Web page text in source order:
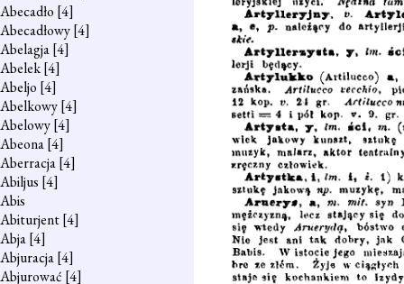
Abecadło [4]
Abecadłowy[4]
Abelagja[4]
Abelek[4]
Abeljo [4]
Abelkowy[4]
Abelowy[4]
Abeona[4]
Aberracja[4]
Abiljus [4]
Abis
Abiturjent[4]
Abja[4]
Abjuracja[4]
Abjurować [4]